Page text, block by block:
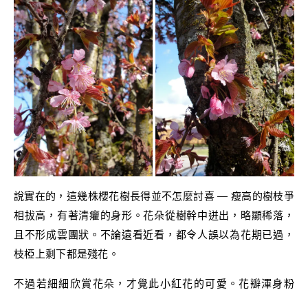
說實在的，這幾株櫻花樹長得並不怎麼討喜 — 瘦高的樹枝爭
相拔高，有著清癯的身形。花朵從樹幹中迸出，略顯稀落，
且不形成雲團狀。不論遠看近看，都令人誤以為花期已過，
枝椏上剩下都是殘花。
不過若細細欣賞花朵，才覺此小紅花的可愛。花瓣渾身粉